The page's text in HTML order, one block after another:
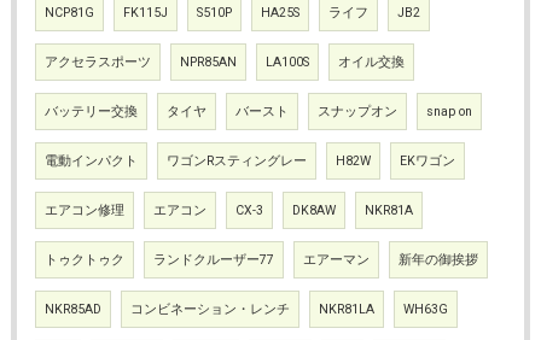
NCP81G FK115J S510P HA25S ライフ JB2
アクセラスポーツ NPR85AN LA100S オイル交換
バッテリー交換 タイヤ バースト スナップオン snap on
電動インパクト ワゴンRスティングレー H82W EKワゴン
エアコン修理 エアコン CX-3 DK8AW NKR81A
トゥクトゥク ランドクルーザー77 エアーマン 新年の御挨拶
NKR85AD コンビネーション・レンチ NKR81LA WH63G